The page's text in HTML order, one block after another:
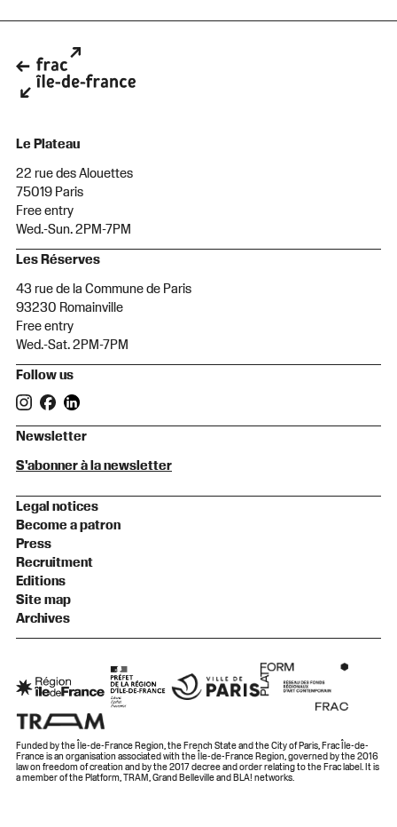
Le Plateau
22 rue des Alouettes
75019 Paris
Free entry
Wed.-Sun. 2PM-7PM
Les Réserves
43 rue de la Commune de Paris
93230 Romainville
Free entry
Wed.-Sat. 2PM-7PM
Follow us
Newsletter
S'abonner à la newsletter
Legal notices
Become a patron
Press
Recruitment
Editions
Site map
Archives
Funded by the Île-de-France Region, the French State and the City of Paris, Frac Île-de-
France is an organisation associated with the Île-de-France Region, governed by the 2016
law on freedom of creation and by the 2017 decree and order relating to the Frac label. It is
a member of the Platform, TRAM, Grand Belleville and BLA! networks.